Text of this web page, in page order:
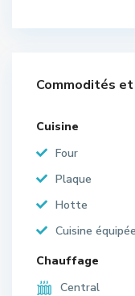
Commodités
Cuisine
Four
Plaque
Hotte
Cuisine équipée
Chauffage
Central